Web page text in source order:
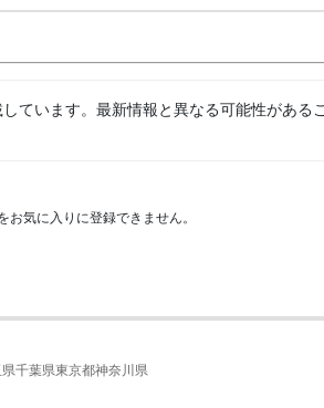
ています。最新情報と異なる可能性がある
気に入りに登録できません。
千葉県東京都神奈川県